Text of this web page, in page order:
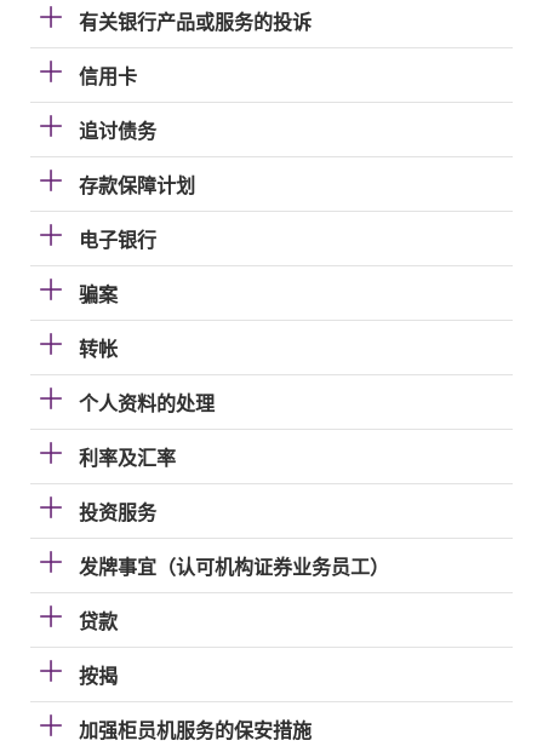
有关银行产品或服务的投诉
信用卡
追讨债务
存款保障计划
电子银行
骗案
转帐
个人资料的处理
利率及汇率
投资服务
发牌事宜（认可机构证券业务员工）
贷款
按揭
加强柜员机服务的保安措施